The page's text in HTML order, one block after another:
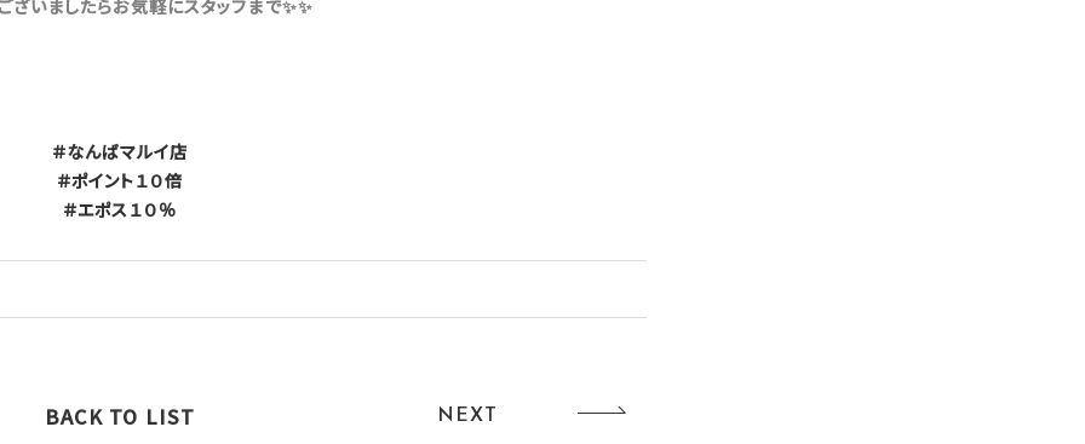
ざいましたらお気軽にスタッフまで✨✨
＃なんばマルイ店
＃ポイント１０倍
＃エポス１０％
BACK TO LIST NEXT